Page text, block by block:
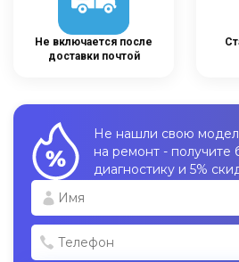
Не включается после
доставки почтой
Не нашли свою
на ремонт - получите
диагностику и 5%